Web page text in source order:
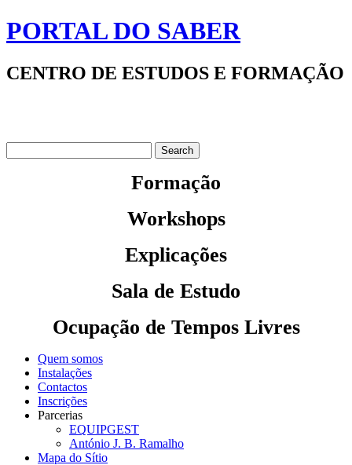
PORTAL DO SABER
CENTRO DE ESTUDOS E FORMAÇÃO
Formação
Workshops
Explicações
Sala de Estudo
Ocupação de Tempos Livres
Quem somos
Instalações
Contactos
Inscrições
Parcerias
EQUIPGEST
António J. B. Ramalho
Mapa do Sítio